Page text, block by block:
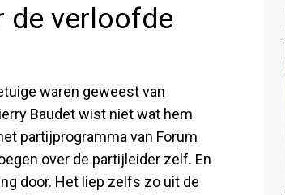
de verloofde
waren geweest van
Baudet wist niet wat hem
partijprogramma van Forum
over de partijleider zelf. En
door. Het liep zelfs zo uit de